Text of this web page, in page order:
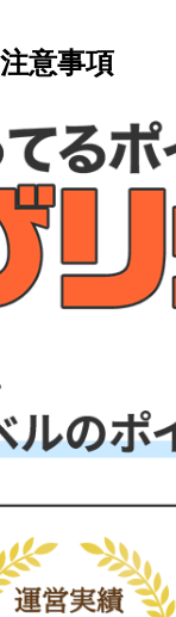
意事項